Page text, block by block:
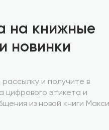
на книжные
новинки
рассылку и получите в
цифрового этикета и
из новой книги